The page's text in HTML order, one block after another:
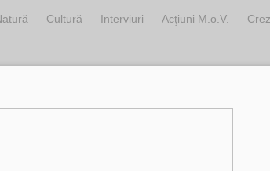
Cultură Interviuri Acţiuni M.o.V. Crez